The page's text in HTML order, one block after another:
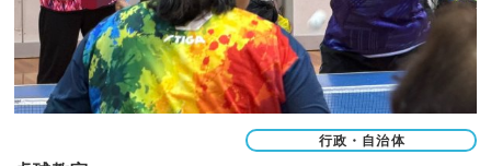
行政・自治体